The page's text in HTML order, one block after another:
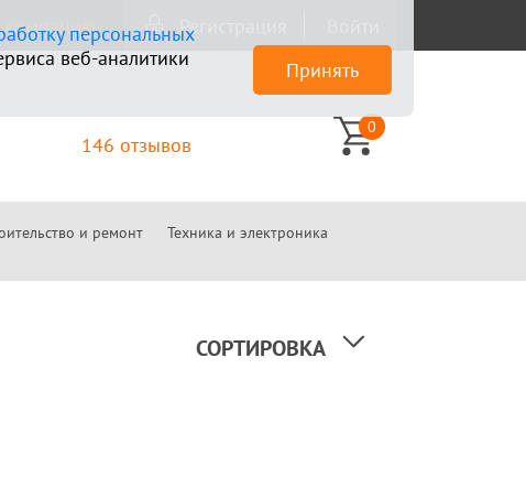
компанию Регистрация
146 отзывов
0
и ремонт
Техника и электроника
персональных
веб-аналитики
Принять
СОРТИРОВКА